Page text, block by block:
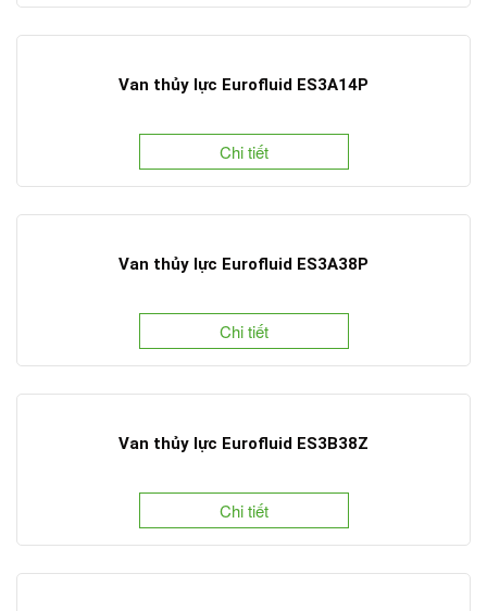
Van thủy lực Eurofluid ES3A14P
Chi tiết
Van thủy lực Eurofluid ES3A38P
Chi tiết
Van thủy lực Eurofluid ES3B38Z
Chi tiết